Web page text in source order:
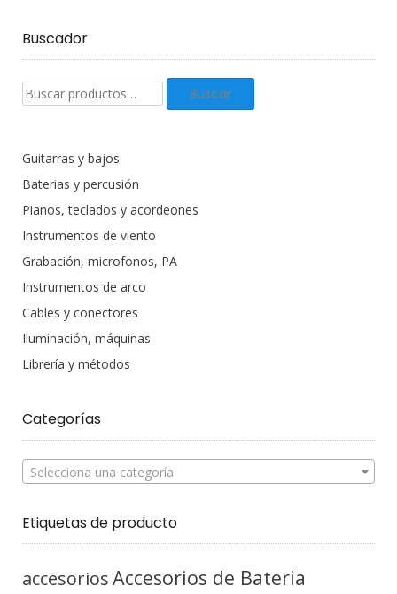
Buscador
Buscar
productos:
Buscar
Guitarras y bajos
Baterias y percusión
Pianos, teclados y acordeones
Instrumentos de viento
Grabación, microfonos, PA
Instrumentos de arco
Cables y conectores
Iluminación, máquinas
Librería y métodos
Categorías
Selecciona una categoría
Etiquetas de producto
accesoriosAccesorios de Bateria